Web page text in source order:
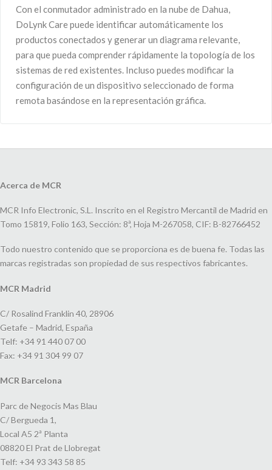
Con el conmutador administrado en la nube de Dahua,
DoLynk Care puede identificar automáticamente los
productos conectados y generar un diagrama relevante,
para que pueda comprender rápidamente la topología de los
sistemas de red existentes. Incluso puedes modificar la
configuración de un dispositivo seleccionado de forma
remota basándose en la representación gráfica.
Acerca de MCR
MCR Info Electronic, S.L. Inscrito en el Registro Mercantil de Madrid en
Tomo 15819, Folio 163, Sección: 8ª, Hoja M-267058, CIF: B-82766452
Todo nuestro contenido que se proporciona es de buena fe. Todas las
marcas registradas son propiedad de sus respectivos fabricantes.
MCR Madrid
C/ Rosalind Franklin 40, 28906
Getafe – Madrid, España
Telf: +34 91 440 07 00
Fax: +34 91 304 99 07
MCR Barcelona
Parc de Negocis Mas Blau
C/ Bergueda 1,
Local A5 2ª Planta
08820 El Prat de Llobregat
Telf: +34 93 343 58 85